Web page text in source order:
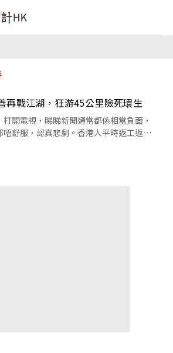
再戰江湖，狂游45公里險死環生
開電視，睇睇新聞通常都係相當負面，
舒服，認真悲劇。香港人平時返工返學
埋堆咁慘嘅消息，...